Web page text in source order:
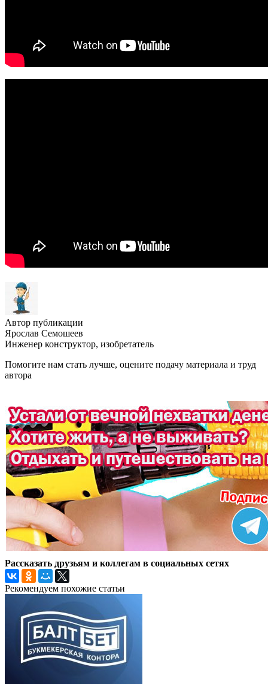
Автор публикации
Ярослав Семошеев
Инженер конструктор, изобретатель
Помогите нам стать лучше, оцените подачу материала и труд
автора
Рассказать друзьям и коллегам в социальных сетях
Рекомендуем похожие статьи